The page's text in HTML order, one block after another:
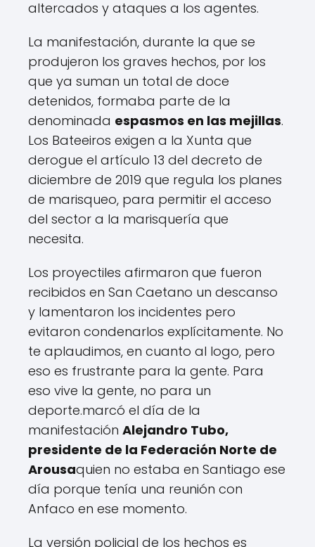
altercados y ataques a los agentes.
La manifestación, durante la que se
produjeron los graves hechos, por los
que ya suman un total de doce
detenidos, formaba parte de la
denominada espasmos en las mejillas.
Los Bateeiros exigen a la Xunta que
derogue el artículo 13 del decreto de
diciembre de 2019 que regula los planes
de marisqueo, para permitir el acceso
del sector a la marisquería que
necesita.
Los proyectiles afirmaron que fueron
recibidos en San Caetano un descanso
y lamentaron los incidentes pero
evitaron condenarlos explícitamente. No
te aplaudimos, en cuanto al logo, pero
eso es frustrante para la gente. Para
eso vive la gente, no para un
deporte.marcó el día de la
manifestación Alejandro Tubo,
presidente de la Federación Norte de
Arousaquien no estaba en Santiago ese
día porque tenía una reunión con
Anfaco en ese momento.
La versión policial de los hechos es